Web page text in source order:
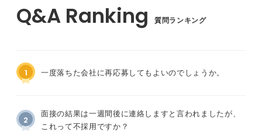
質問ランキング
1 一度落ちた会社に再応募してもよいのでしょうか。
2
面接の結果は一週間後に連絡しますと言われましたが、
これって不採用ですか？